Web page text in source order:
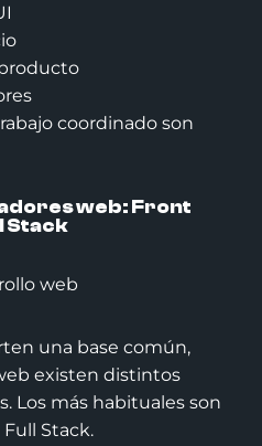
coordinado son
web: Front
Stack
una base común,
existen distintos
Los más habituales son
Stack.